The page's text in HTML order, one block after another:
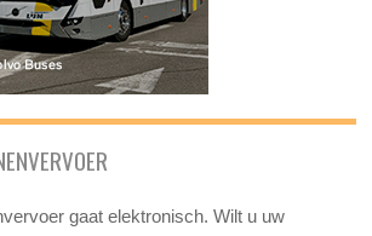
gaat elektronisch. Wilt u uw